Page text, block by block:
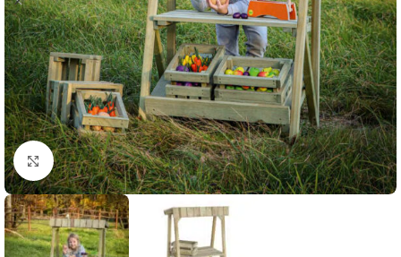
Klik om te vergroten